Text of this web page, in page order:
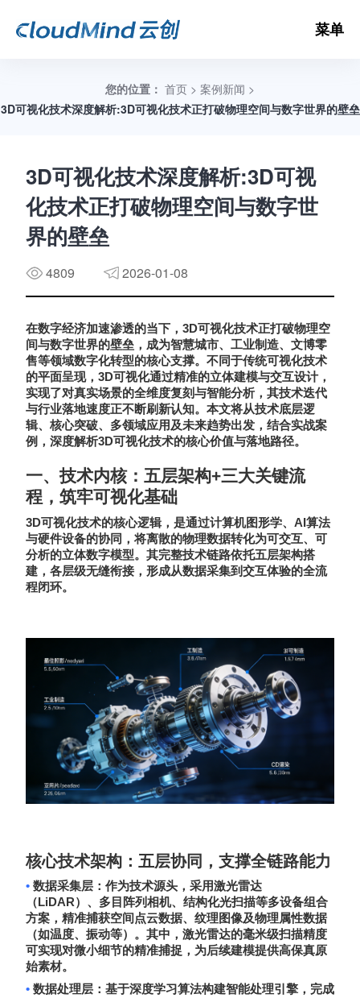
菜单
您的位置： 首页 > 案例新闻 >
3D可视化技术深度解析:3D可视化技术正打破物理空间与数字世界的壁垒
3D可视化技术深度解析:3D可视
化技术正打破物理空间与数字世
界的壁垒
4809 2026-01-08
在数字经济加速渗透的当下， 3D可视化技术正打破物理空
间与数字世界的壁垒，成为智慧城市、工业制造、文博零
售等领域数字化转型的核心支撑。不同于传统可视化技术
的平面呈现， 3D可视化通过精准的立体建模与交互设计，
实现了对真实场景的全维度复刻与智能分析，其技术迭代
与行业落地速度正不断刷新认知。本文将从技术底层逻
辑、核心突破、多领域应用及未来趋势出发，结合实战案
例，深度解析3D可视化技术的核心价值与落地路径。
一、技术内核：五层架构+三大关键流
程，筑牢可视化基础
3D可视化技术的核心逻辑，是通过计算机图形学、 AI算法
与硬件设备的协同，将离散的物理数据转化为可交互、可
分析的立体数字模型。其完整技术链路依托五层架构搭
建，各层级无缝衔接，形成从数据采集到交互体验的全流
程闭环。
核心技术架构：五层协同，支撑全链路能力
• 数据采集层 ：作为技术源头，采用激光雷达
（ LiDAR）、多目阵列相机、结构化光扫描等多设备组合
方案，精准捕获空间点云数据、纹理图像及物理属性数据
（如温度、振动等）。其中，激光雷达的毫米级扫描精度
可实现对微小细节的精准捕捉，为后续建模提供高保真原
始素材。
• 数据处理层 ：基于深度学习算法构建智能处理引擎，完成